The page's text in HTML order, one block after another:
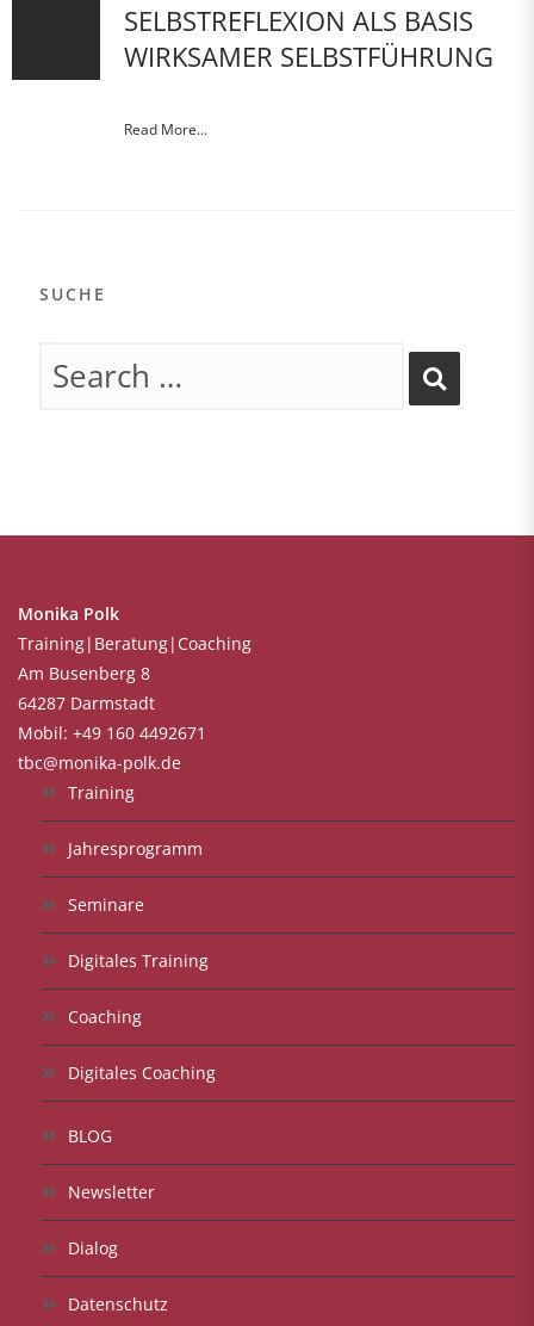
SELBSTREFLEXION ALS BASIS
WIRKSAMER SELBSTFÜHRUNG
Read More...
SUCHE
Monika Polk
Training|Beratung|Coaching
Am Busenberg 8
64287 Darmstadt
Mobil: +49 160 4492671
tbc@monika-polk.de
Training
Jahresprogramm
Seminare
Digitales Training
Coaching
Digitales Coaching
BLOG
Newsletter
Dialog
Datenschutz